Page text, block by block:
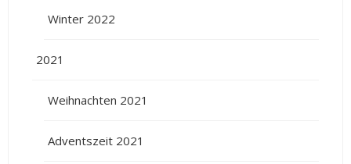
Winter 2022
2021
Weihnachten 2021
Adventszeit 2021